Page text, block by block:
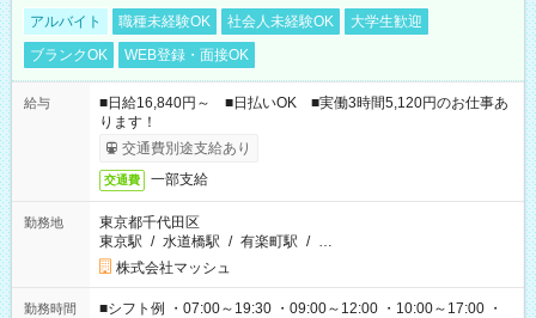
アルバイト 職種未経験OK 社会人未経験OK
大学生歓迎
ブランクOK
WEB登録・面接OK
給与
■日給16,840円～ ■日払いOK ■実働3時間5,120円のお仕事あ
ります！
交通費別途支給あり
交通費 一部支給
勤務地
東京都千代田区
東京駅 / 水道橋駅 / 有楽町駅 / …
株式会社マッシュ
勤務時間
■シフト例 ・07:00～19:30 ・09:00～12:00 ・10:00～17:00 ・